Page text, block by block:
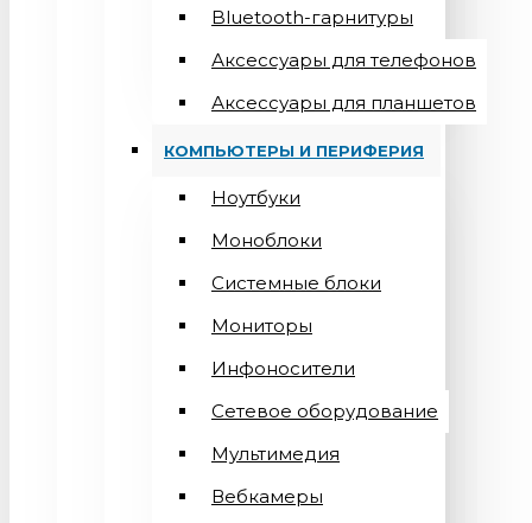
Bluetooth-гарнитуры
Аксессуары для телефонов
Аксессуары для планшетов
КОМПЬЮТЕРЫ И ПЕРИФЕРИЯ
Ноутбуки
Моноблоки
Системные блоки
Мониторы
Инфоносители
Сетевое оборудование
Мультимедия
Вебкамеры